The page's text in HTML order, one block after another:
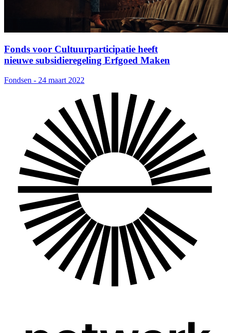
Fonds voor Cultuurparticipatie heeft
nieuwe subsidieregeling Erfgoed Maken
Fondsen - 24 maart 2022